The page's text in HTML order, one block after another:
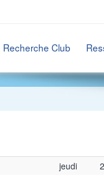
Recherche Club
jeudi